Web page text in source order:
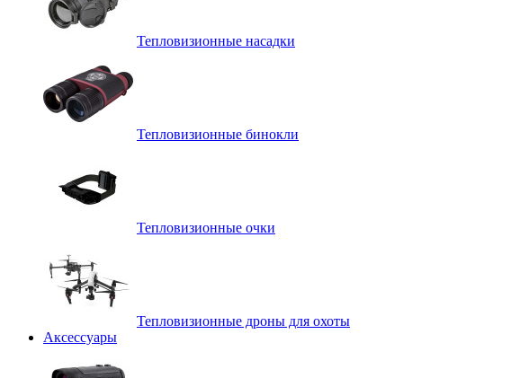
Тепловизионные насадки
Тепловизионные бинокли
Тепловизионные очки
Тепловизионные дроны для охоты
Аксессуары